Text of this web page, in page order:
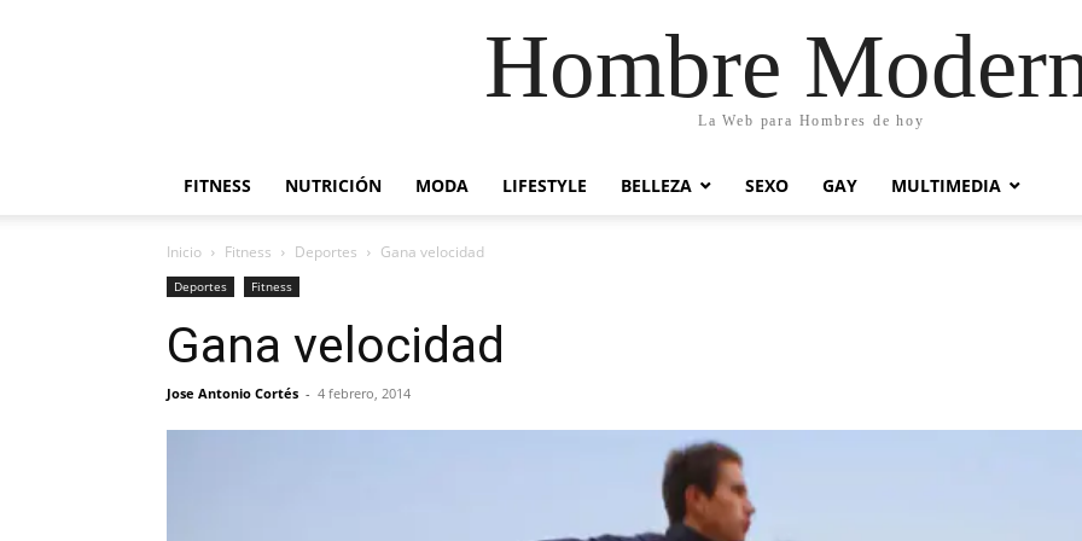
Hombre
La Web para Hombres de hoy
FITNESS NUTRICIÓN MODA LIFESTYLE BELLEZA SEXO GAY MULTIMEDIA
Inicio Fitness Deportes Gana velocidad
Deportes Fitness
Gana velocidad
Jose Antonio Cortés - 4 febrero, 2014